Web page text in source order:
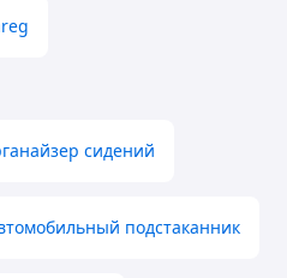
сидений
подстаканник